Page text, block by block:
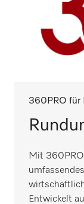
360PRO für
Mit
Entwickelt